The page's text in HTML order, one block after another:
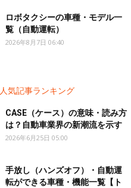
ロボタクシーの車種・モデル一
覧（自動運転）
2026年8月7日 06:40
人気記事ランキング
CASE（ケース）の意味・読み方
は？自動車業界の新潮流を示す
2026年6月25日 05:00
手放し（ハンズオフ）・自動運
転ができる車種・機能一覧【ト